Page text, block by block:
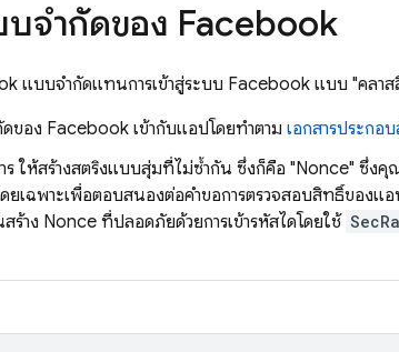
บจำกัดของ Facebook
แบบจำกัดแทนการเข้าสู่ระบบ Facebook แบบ "คล
ของ Facebook เข้ากับแอปโดยทำตาม เอกสารประก
ร ให้สร้างสตริงแบบสุ่มที่ไม่ซ้ำกัน ซึ่งก็คือ "Nonce" ซึ่งคุ
เฉพาะเพื่อตอบสนองต่อคำขอการตรวจสอบสิทธิ์ของแ
าง Nonce ที่ปลอดภัยด้วยการเข้ารหัสได้โดยใช้